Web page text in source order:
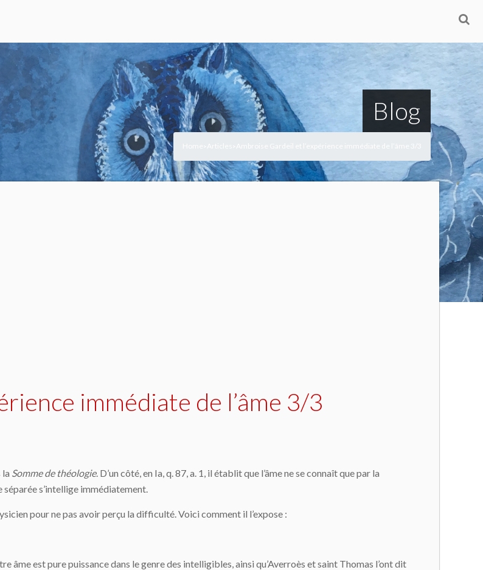
Blog
immédiate de l’âme 3/3
la Somme de théologie. D’un côté, en Ia, q. 87, a. 1, il établit que l’âme ne se connaît que par la
séparée s’intellige immédiatement.
pour ne pas avoir perçu la difficulté. Voici comment il l’expose :
âme est pure puissance dans le genre des intelligibles, ainsi qu’Averroès et saint Thomas l’ont dit